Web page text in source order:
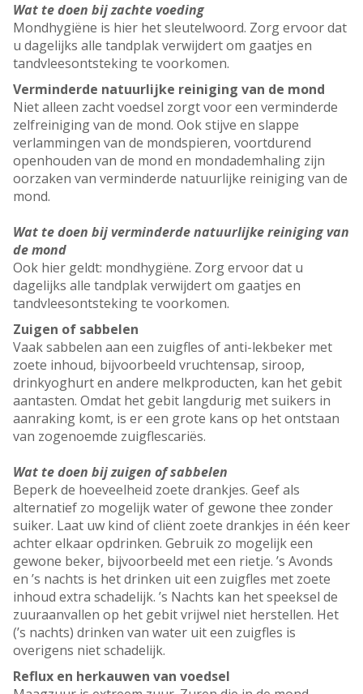
Wat te doen bij zachte voeding
Mondhygiëne is hier het sleutelwoord. Zorg ervoor dat
u dagelijks alle tandplak verwijdert om gaatjes en
tandvleesontsteking te voorkomen.
Verminderde natuurlijke reiniging van de mond
Niet alleen zacht voedsel zorgt voor een verminderde
zelfreiniging van de mond. Ook stijve en slappe
verlammingen van de mondspieren, voortdurend
openhouden van de mond en mondademhaling zijn
oorzaken van verminderde natuurlijke reiniging van de
mond.
Wat te doen bij verminderde natuurlijke reiniging van
de mond
Ook hier geldt: mondhygiëne. Zorg ervoor dat u
dagelijks alle tandplak verwijdert om gaatjes en
tandvleesontsteking te voorkomen.
Zuigen of sabbelen
Vaak sabbelen aan een zuigfles of anti-lekbeker met
zoete inhoud, bijvoorbeeld vruchtensap, siroop,
drinkyoghurt en andere melkproducten, kan het gebit
aantasten. Omdat het gebit langdurig met suikers in
aanraking komt, is er een grote kans op het ontstaan
van zogenoemde zuigflescariës.
Wat te doen bij zuigen of sabbelen
Beperk de hoeveelheid zoete drankjes. Geef als
alternatief zo mogelijk water of gewone thee zonder
suiker. Laat uw kind of cliënt zoete drankjes in één keer
achter elkaar opdrinken. Gebruik zo mogelijk een
gewone beker, bijvoorbeeld met een rietje. ’s Avonds
en ’s nachts is het drinken uit een zuigfles met zoete
inhoud extra schadelijk. ’s Nachts kan het speeksel de
zuuraanvallen op het gebit vrijwel niet herstellen. Het
(’s nachts) drinken van water uit een zuigfles is
overigens niet schadelijk.
Reflux en herkauwen van voedsel